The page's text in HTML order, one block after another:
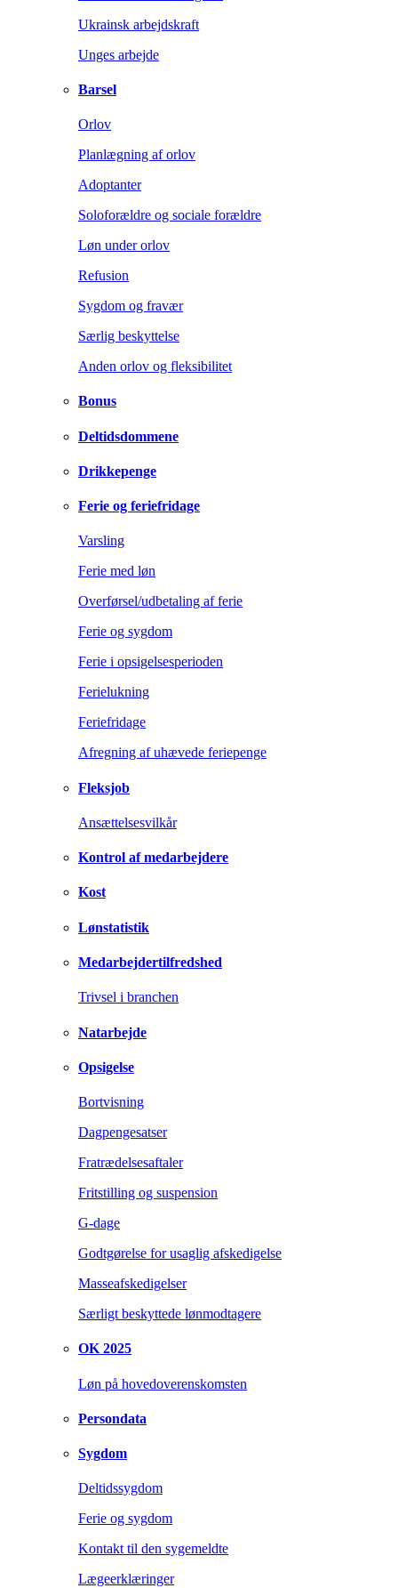
Ukrainsk arbejdskraft
Unges arbejde
Barsel
Orlov
Planlægning af orlov
Adoptanter
Soloforældre og sociale forældre
Løn under orlov
Refusion
Sygdom og fravær
Særlig beskyttelse
Anden orlov og fleksibilitet
Bonus
Deltidsdommene
Drikkepenge
Ferie og feriefridage
Varsling
Ferie med løn
Overførsel/udbetaling af ferie
Ferie og sygdom
Ferie i opsigelsesperioden
Ferielukning
Feriefridage
Afregning af uhævede feriepenge
Fleksjob
Ansættelsesvilkår
Kontrol af medarbejdere
Kost
Lønstatistik
Medarbejdertilfredshed
Trivsel i branchen
Natarbejde
Opsigelse
Bortvisning
Dagpengesatser
Fratrædelsesaftaler
Fritstilling og suspension
G-dage
Godtgørelse for usaglig afskedigelse
Masseafskedigelser
Særligt beskyttede lønmodtagere
OK 2025
Løn på hovedoverenskomsten
Persondata
Sygdom
Deltidssygdom
Ferie og sygdom
Kontakt til den sygemeldte
Lægeerklæringer